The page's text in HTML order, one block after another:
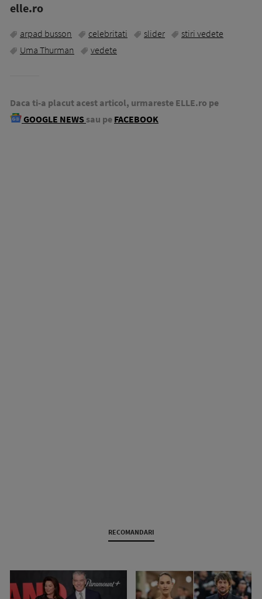
elle.ro
arpad busson celebritati slider
stiri vedete
Uma Thurman
vedete
Daca ti-a placut acest articol, urmareste ELLE.ro pe
GOOGLE NEWS sau pe FACEBOOK
RECOMANDARI